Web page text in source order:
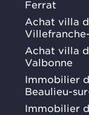
Ferrat
Achat villa
Achat villa
Valbonne
Immobilier
Beaulieu-
Immobilier